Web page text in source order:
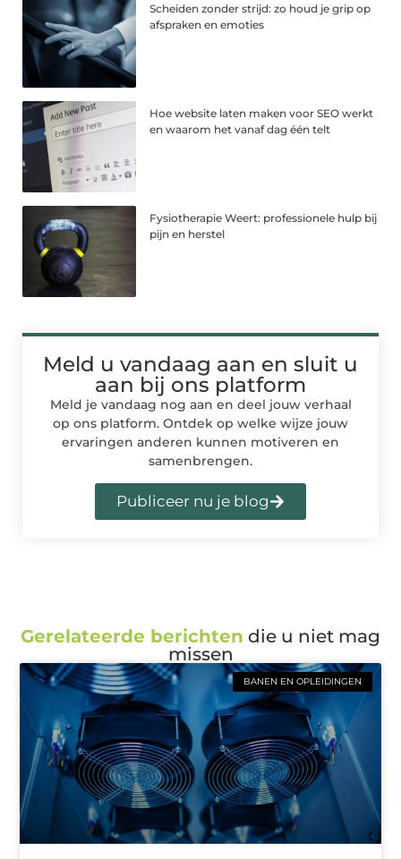
Scheiden zonder strijd: zo houd je grip op
afspraken en emoties
Hoe website laten maken voor SEO werkt
en waarom het vanaf dag één telt
Fysiotherapie Weert: professionele hulp bij
pijn en herstel
Meld u vandaag aan en sluit u
aan bij ons platform
Meld je vandaag nog aan en deel jouw verhaal
op ons platform. Ontdek op welke wijze jouw
ervaringen anderen kunnen motiveren en
samenbrengen.
Publiceer nu je blog
Gerelateerde berichten die u niet mag
missen
BANEN EN OPLEIDINGEN